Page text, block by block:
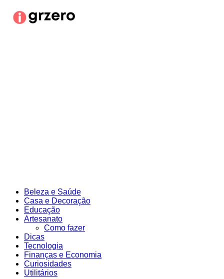
para
Beleza e Saúde
Casa e Decoração
Educação
Artesanato
Como fazer
Dicas
Tecnologia
Finanças e Economia
Curiosidades
Utilitários